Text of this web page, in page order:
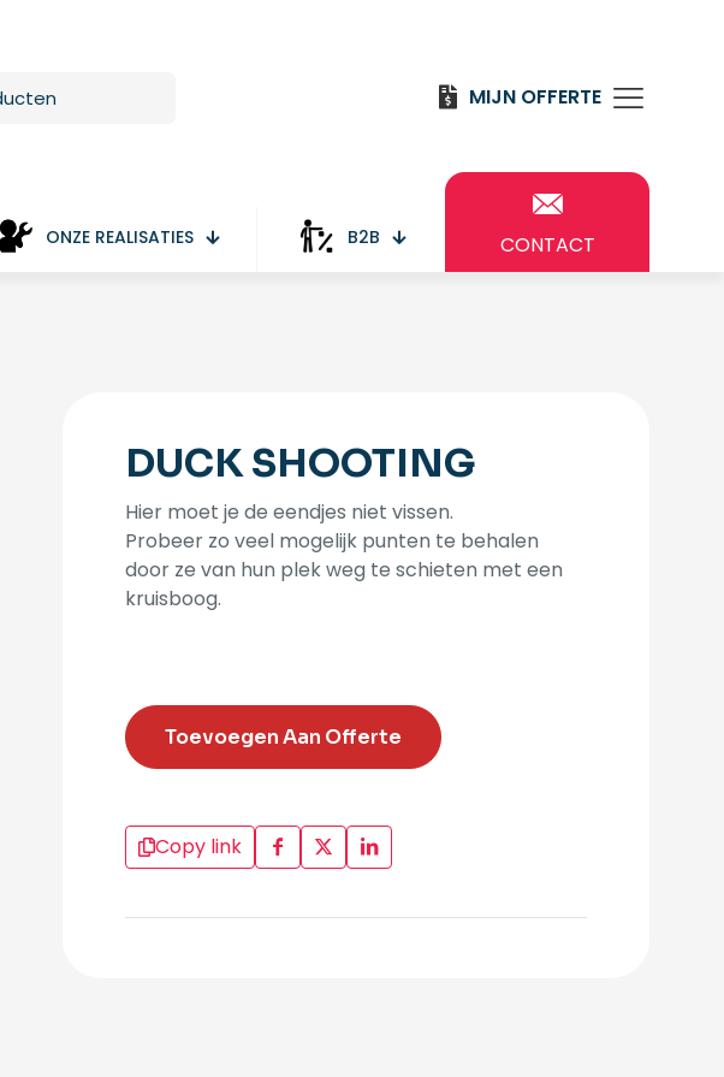
MIJN OFFERTE
ONZE REALISATIES B2B CONTACT
DUCK SHOOTING
Hier moet je de eendjes niet vissen.
Probeer zo veel mogelijk punten te behalen
door ze van hun plek weg te schieten met een
kruisboog.
Toevoegen Aan Offerte
Copy link